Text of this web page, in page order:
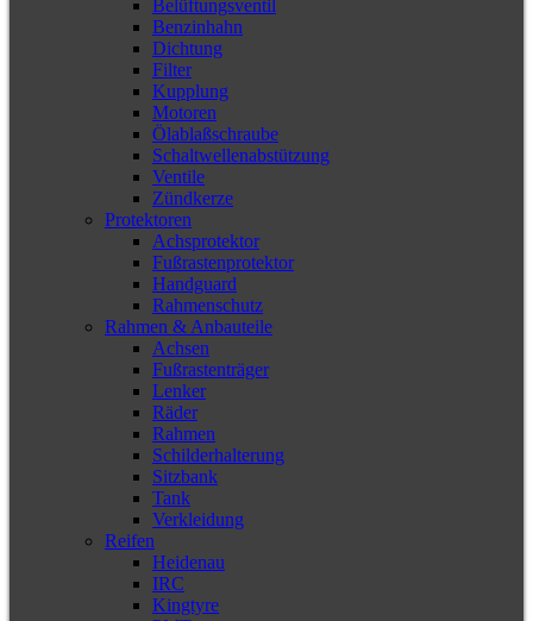
Belüftungsventil
Benzinhahn
Dichtung
Filter
Kupplung
Motoren
Ölablaßschraube
Schaltwellenabstützung
Ventile
Zündkerze
Protektoren
Achsprotektor
Fußrastenprotektor
Handguard
Rahmenschutz
Rahmen & Anbauteile
Achsen
Fußrastenträger
Lenker
Räder
Rahmen
Schilderhalterung
Sitzbank
Tank
Verkleidung
Reifen
Heidenau
IRC
Kingtyre